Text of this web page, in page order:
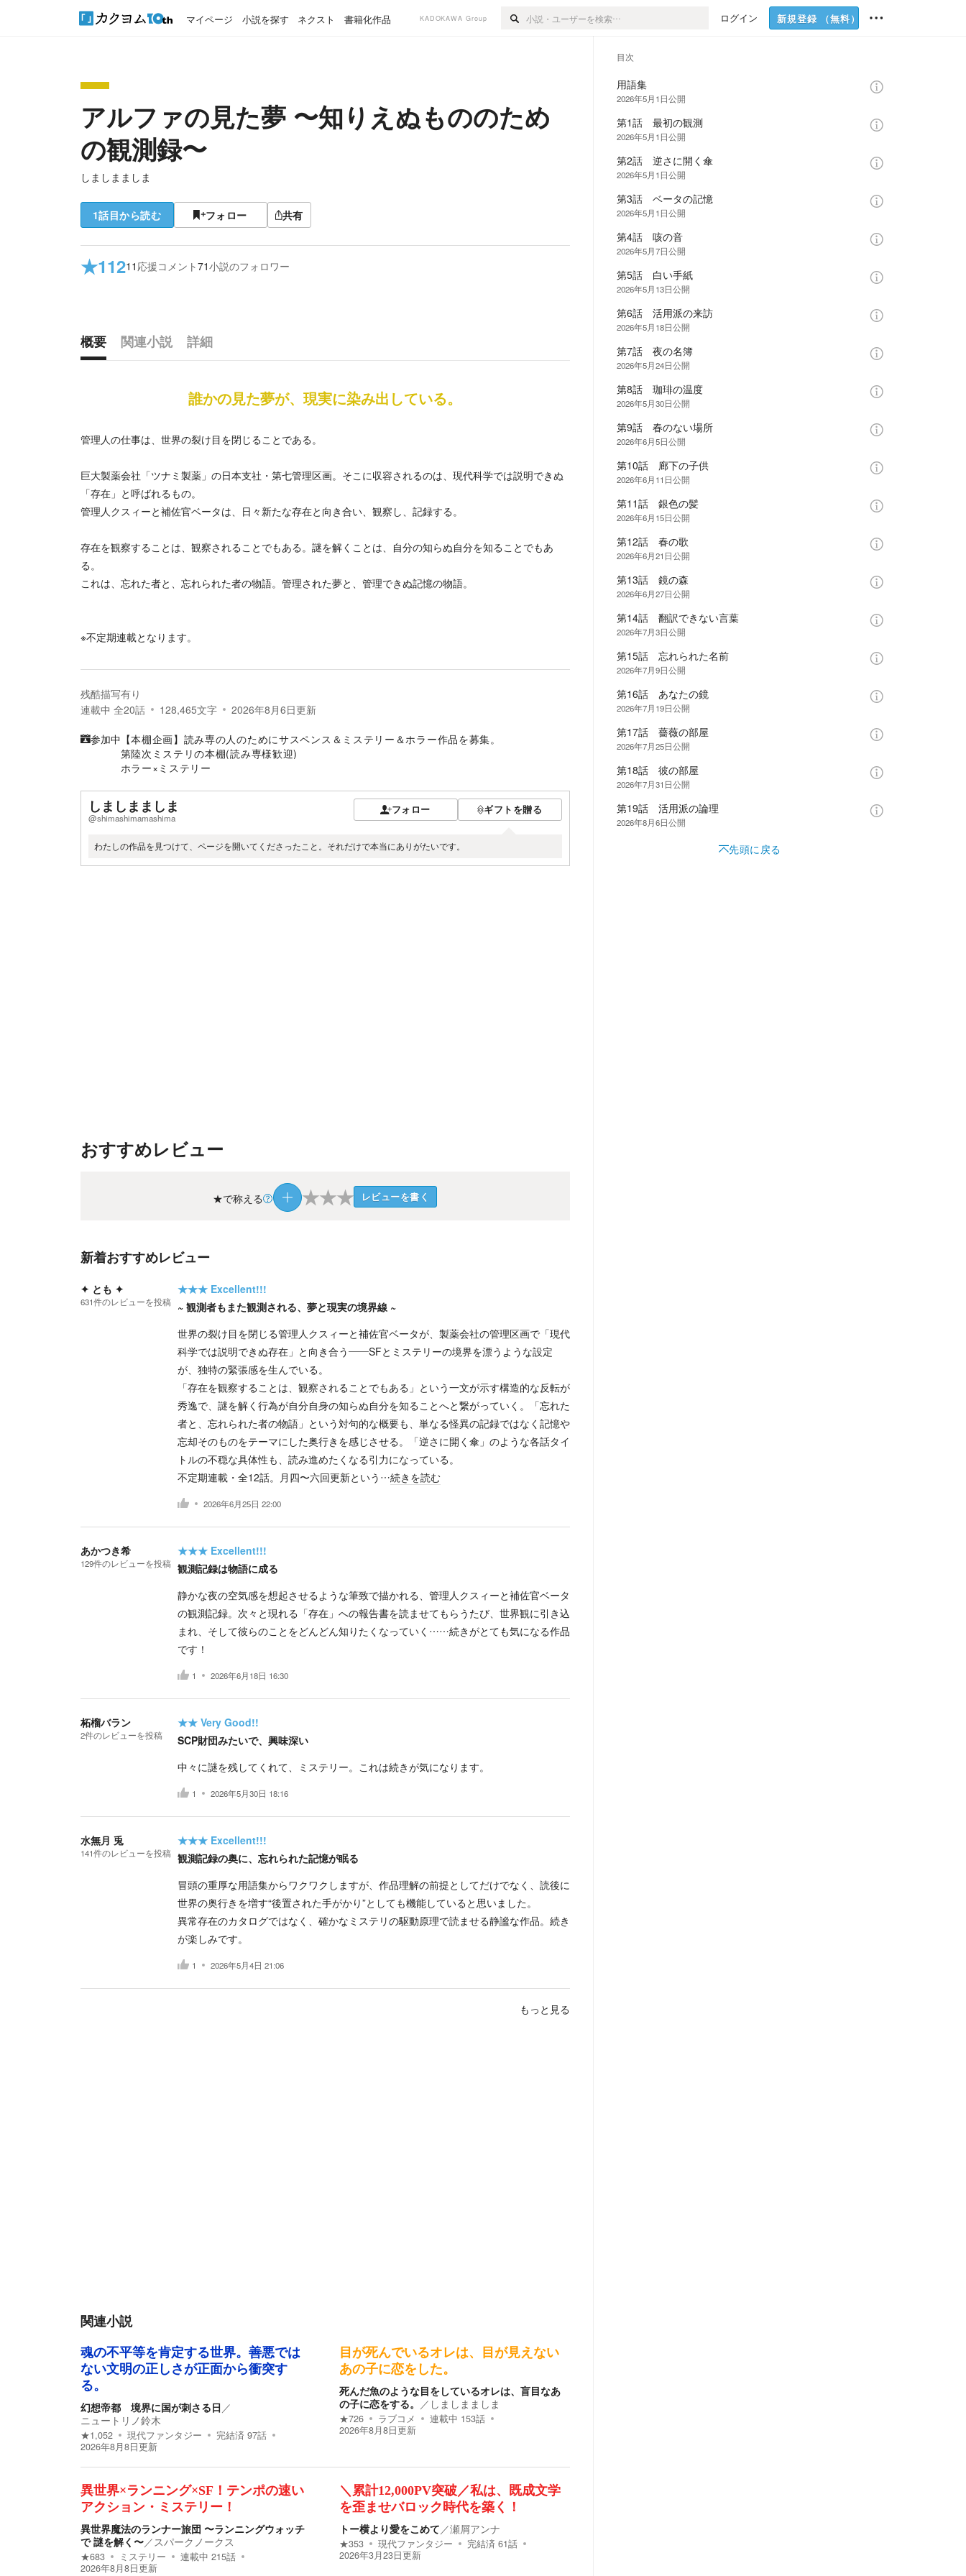
マイページ 小説を探す ネクスト 書籍化作品 KADOKAWA Group ログイン 新規登録 （無料）
アルファの見た夢 〜知りえぬもののため
の観測録〜
しましまましま
1話目から読む フォロー 共有
★11211 応援コメント71小説のフォロワー
概要 関連小説
詳細
誰かの見た夢が、現実に染み出している。
管理人の仕事は、世界の裂け目を閉じることである。
巨大製薬会社「ツナミ製薬」の日本支社・第七管理区画。そこに収容されるのは、現代科学では説明できぬ
「存在」と呼ばれるもの。
管理人クスィーと補佐官ベータは、日々新たな存在と向き合い、観察し、記録する。
存在を観察することは、観察されることでもある。謎を解くことは、自分の知らぬ自分を知ることでもあ
る。
これは、忘れた者と、忘れられた者の物語。管理された夢と、管理できぬ記憶の物語。
※不定期連載となります。
残酷描写有り
連載中 全20話 128,465文字 2026年8月6日更新
参加中 【本棚企画】読み専の人のためにサスペンス＆ミステリー＆ホラー作品を募集。
第陸次ミステリの本棚(読み専様歓迎)
ホラー×ミステリー
しましまましま
@shimashimamashima
フォロー ギフトを贈る
わたしの作品を見つけて、ページを開いてくださったこと。それだけで本当にありがたいです。
おすすめレビュー
★で称える ★★★ レビューを書く
新着おすすめレビュー
✦ とも ✦
631件のレビューを投稿
★★★ Excellent!!!
~ 観測者もまた観測される、夢と現実の境界線 ~
世界の裂け目を閉じる管理人クスィーと補佐官ベータが、製薬会社の管理区画で「現代
科学では説明できぬ存在」と向き合う——SFとミステリーの境界を漂うような設定
が、独特の緊張感を生んでいる。
「存在を観察することは、観察されることでもある」という一文が示す構造的な反転が
秀逸で、謎を解く行為が自分自身の知らぬ自分を知ることへと繋がっていく。「忘れた
者と、忘れられた者の物語」という対句的な概要も、単なる怪異の記録ではなく記憶や
忘却そのものをテーマにした奥行きを感じさせる。「逆さに開く傘」のような各話タイ
トルの不穏な具体性も、読み進めたくなる引力になっている。
不定期連載・全12話。月四〜六回更新という…続きを読む
2026年6月25日 22:00
あかつき希
129件のレビューを投稿
★★★ Excellent!!!
観測記録は物語に成る
静かな夜の空気感を想起させるような筆致で描かれる、管理人クスィーと補佐官ベータ
の観測記録。次々と現れる「存在」への報告書を読ませてもらうたび、世界観に引き込
まれ、そして彼らのことをどんどん知りたくなっていく……続きがとても気になる作品
です！
1 2026年6月18日 16:30
柘榴バラン
2件のレビューを投稿
★★ Very Good!!
SCP財団みたいで、興味深い
中々に謎を残してくれて、ミステリー。これは続きが気になります。
1 2026年5月30日 18:16
水無月 兎
141件のレビューを投稿
★★★ Excellent!!!
観測記録の奥に、忘れられた記憶が眠る
冒頭の重厚な用語集からワクワクしますが、作品理解の前提としてだけでなく、読後に
世界の奥行きを増す“後置された手がかり”としても機能していると思いました。
異常存在のカタログではなく、確かなミステリの駆動原理で読ませる静謐な作品。続き
が楽しみです。
1 2026年5月4日 21:06
もっと見る
関連小説
魂の不平等を肯定する世界。善悪では
ない文明の正しさが正面から衝突す
る。
幻想帝都 境界に国が刺さる日 ／
ニュートリノ鈴木
★1,052 現代ファンタジー 完結済 97話
2026年8月8日更新
目が死んでいるオレは、目が見えない
あの子に恋をした。
死んだ魚のような目をしているオレは、盲目なあ
の子に恋をする。 ／ しましまましま
★726 ラブコメ 連載中 153話
2026年8月8日更新
異世界×ランニング×SF！テンポの速い
アクション・ミステリー！
異世界魔法のランナー旅団 〜ランニングウォッチ
で 謎を解く〜／スパークノークス
★683 ミステリー 連載中 215話
2026年8月8日更新
＼累計12,000PV突破／私は、既成文学
を歪ませバロック時代を築く！
トー横より愛をこめて／瀬屑アンナ
★353 現代ファンタジー 完結済 61話
2026年3月23日更新
目次
用語集
2026年5月1日公開
第1話 最初の観測
2026年5月1日公開
第2話 逆さに開く傘
2026年5月1日公開
第3話 ベータの記憶
2026年5月1日公開
第4話 咳の音
2026年5月7日公開
第5話 白い手紙
2026年5月13日公開
第6話 活用派の来訪
2026年5月18日公開
第7話 夜の名簿
2026年5月24日公開
第8話 珈琲の温度
2026年5月30日公開
第9話 春のない場所
2026年6月5日公開
第10話 廊下の子供
2026年6月11日公開
第11話 銀色の髪
2026年6月15日公開
第12話 春の歌
2026年6月21日公開
第13話 鏡の森
2026年6月27日公開
第14話 翻訳できない言葉
2026年7月3日公開
第15話 忘れられた名前
2026年7月9日公開
第16話 あなたの鏡
2026年7月19日公開
第17話 薔薇の部屋
2026年7月25日公開
第18話 彼の部屋
2026年7月31日公開
第19話 活用派の論理
2026年8月6日公開
先頭に戻る